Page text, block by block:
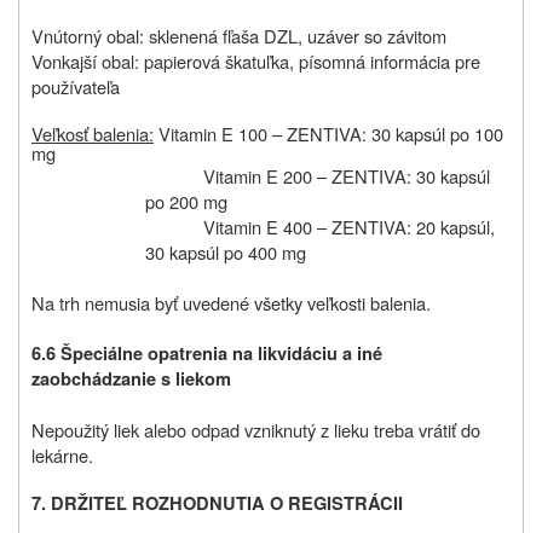
Vnútorný obal: sklenená fľaša DZL, uzáver so závitom
Vonkajší obal: papierová škatuľka, písomná informácia pre
používateľa
Veľkosť balenia: Vitamin E 100 – ZENTIVA: 30 kapsúl po 100
mg
Vitamin E 200 – ZENTIVA: 30 kapsúl
po 200 mg
Vitamin E 400 – ZENTIVA: 20 kapsúl,
30 kapsúl po 400 mg
Na trh nemusia byť uvedené všetky veľkosti balenia.
6.6 Špeciálne opatrenia na likvidáciu a iné
zaobchádzanie s liekom
Nepoužitý liek alebo odpad vzniknutý z lieku treba vrátiť do
lekárne.
7. DRŽITEĽ ROZHODNUTIA O REGISTRÁCII